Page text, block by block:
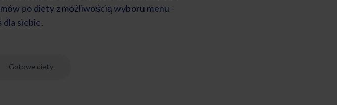
po diety z możliwością wyboru menu -
dla siebie.
Gotowe diety